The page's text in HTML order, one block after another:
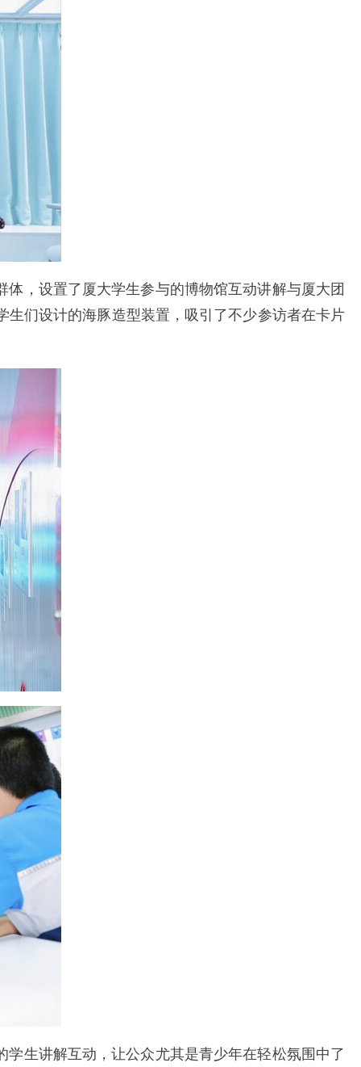
，设置了厦大学生参与的博物馆互动讲解与厦大团
生们设计的海豚造型装置，吸引了不少参访者在卡片
生讲解互动，让公众尤其是青少年在轻松氛围中了